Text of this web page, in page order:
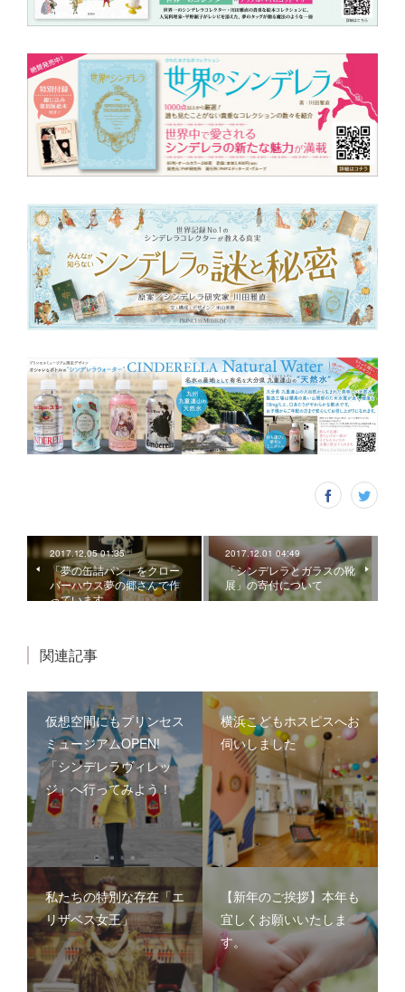
2017.12.05 01:35
「夢の缶詰パン」をクロー
バーハウス夢の郷さんで作
っています
2017.12.01 04:49
「シンデレラとガラスの靴
展」の寄付について
関連記事
仮想空間にもプリンセス
ミュージアムOPEN!
「シンデレラヴィレッ
ジ」へ行ってみよう！
横浜こどもホスピスへお
伺いしました
私たちの特別な存在「エ
リザベス女王」
【新年のご挨拶】本年も
宜しくお願いいたしま
す。